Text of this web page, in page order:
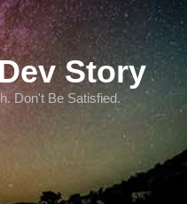
Story
Don't Be Satisfied.